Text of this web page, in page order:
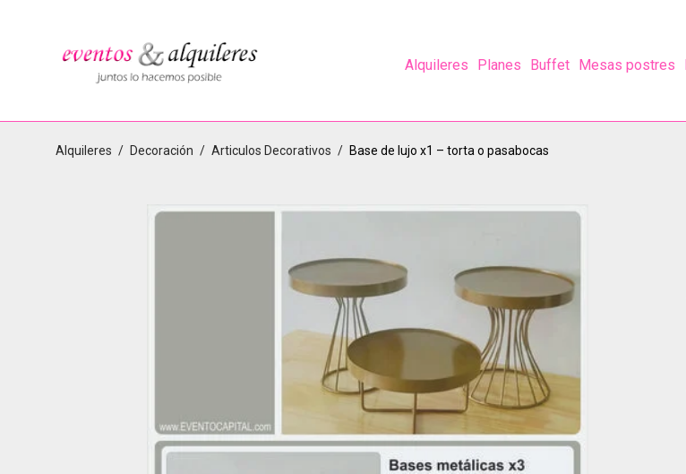
Alquileres Planes Buffet Mesas postres
Alquileres / Decoración / Articulos Decorativos / Base de lujo x1 – torta o pasabocas